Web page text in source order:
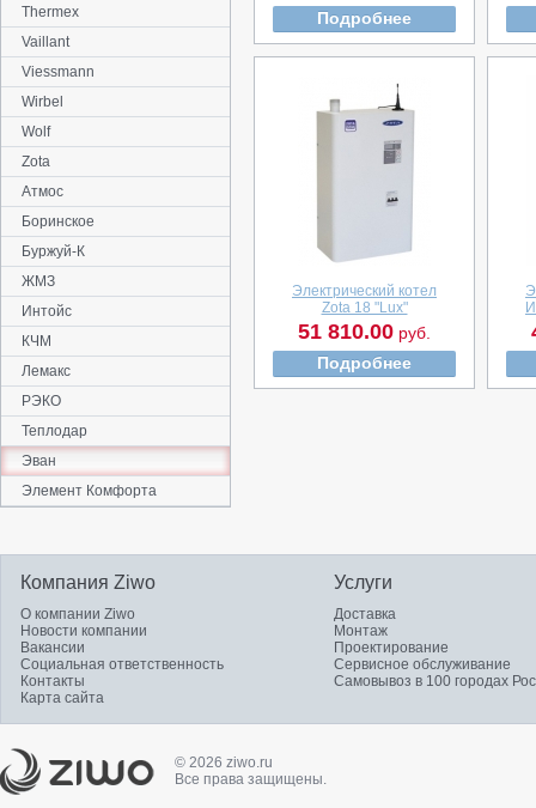
Подробнее
Электрический котел
Zota 18 "Lux"
51 810.00 руб.
Подробнее
Thermex
Vaillant
Viessmann
Wirbel
Wolf
Zota
Атмос
Боринское
Буржуй-К
ЖМЗ
Интойс
КЧМ
Лемакс
РЭКО
Теплодар
Эван
Элемент Комфорта
Компания Ziwo
О компании Ziwo
Новости компании
Вакансии
Социальная ответственность
Контакты
Карта сайта
Услуги
Доставка
Монтаж
Проектирование
Сервисное обслуживание
Самовывоз в 100 городах
© 2026 ziwo.ru
Все права защищены.